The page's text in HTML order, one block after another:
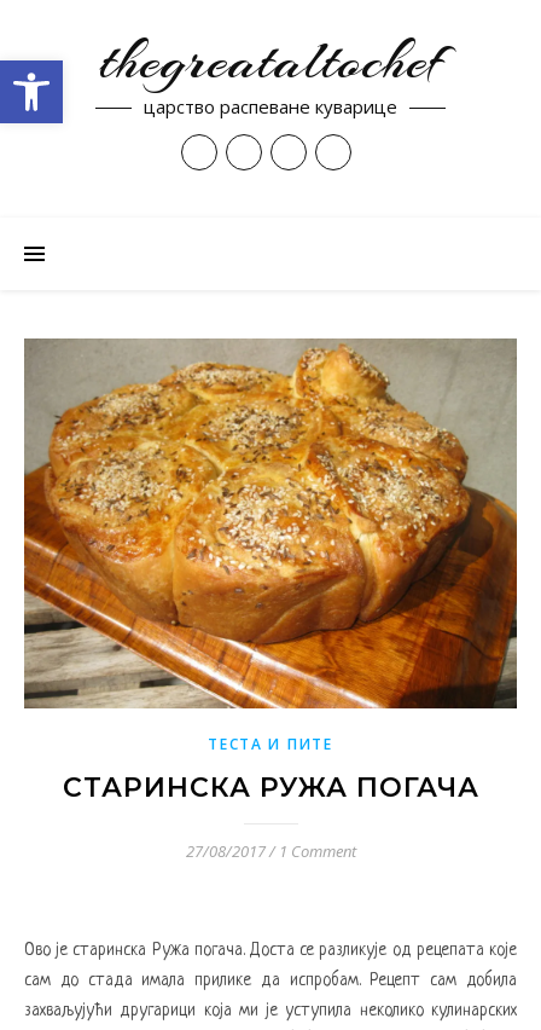
thegreataltochef
царство распеване куварице
ТЕСТА И ПИТЕ
СТАРИНСКА РУЖА ПОГАЧА
27/08/2017/ 1 Comment
Ово је старинска Ружа погача. Доста се разликује од рецепата које
сам до стада имала прилике да испробам. Рецепт сам добила
захваљујући другарици која ми је уступила неколико кулинарских
Open toolbar